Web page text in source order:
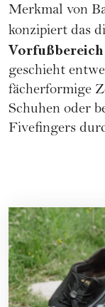
Merkmal von
konzipiert das
Vorfußbereich
geschieht
fächerformige
Schuhen oder
Fivefingers